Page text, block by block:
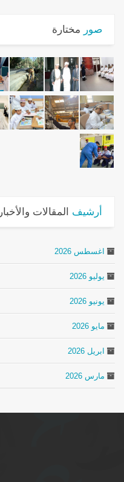
صور مختارة
أرشيف المقالات والأخبار
اغسطس 2026
يوليو 2026
يونيو 2026
مايو 2026
ابريل 2026
مارس 2026